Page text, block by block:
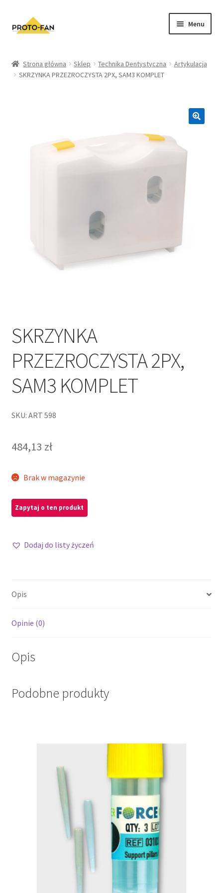
Menu
Kursy Stomatologiczne
Zwroty i Reklamacje
Strona główna Sklep Technika Dentystyczna
Artykulacja
SKRZYNKA PRZEZROCZYSTA 2PX, SAM3 KOMPLET
SKRZYNKA
PRZEZROCZYSTA 2PX,
SAM3 KOMPLET
SKU: ART 598
484,13 zł
Brak w magazynie
Dodaj do listy życzeń
Opis
Opinie (0)
Opis
Podobne produkty